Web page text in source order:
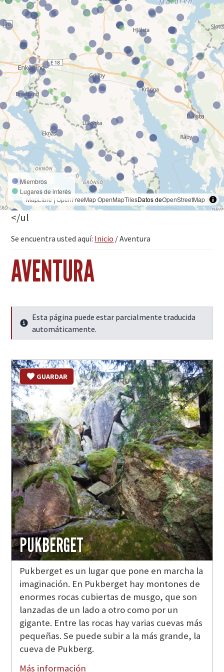
Miembros
Lugares de interés
MapLibre | OpenFreeMapOpenMapTilesDatos deOpenStreetMap
</ul
Se encuentra usted aquí: Inicio /Aventura
AVENTURA
Seguir leyendo
Esta página puede estar parcialmente traducida
automáticamente.
PUKBERGET
GUARDAR
Pukberget es un lugar que pone en marcha la
imaginación. En Pukberget hay montones de
enormes rocas cubiertas de musgo, que son
lanzadas de un lado a otro como por un
gigante. Entre las rocas hay varias cuevas más
pequeñas. Se puede subir a la más grande, la
cueva de Pukberg.
Más información